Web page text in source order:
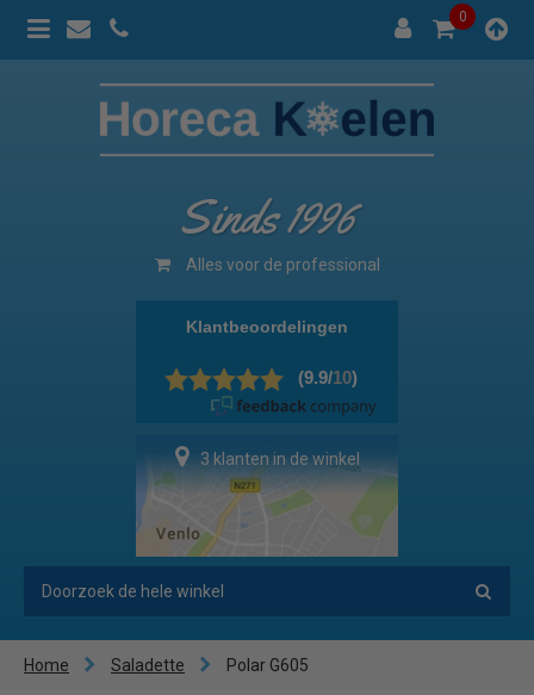
0
Sinds 1996
Alles voor de professional
3 klanten in de winkel
Home Saladette Polar G605